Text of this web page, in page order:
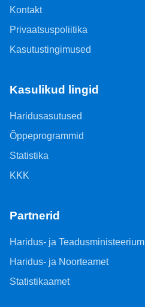
Kontakt
Privaatsuspoliitika
Kasutustingimused
Kasulikud lingid
Haridusasutused
Õppeprogrammid
Statistika
KKK
Partnerid
Haridus- ja Teadusministeerium
Haridus- ja Noorteamet
Statistikaamet